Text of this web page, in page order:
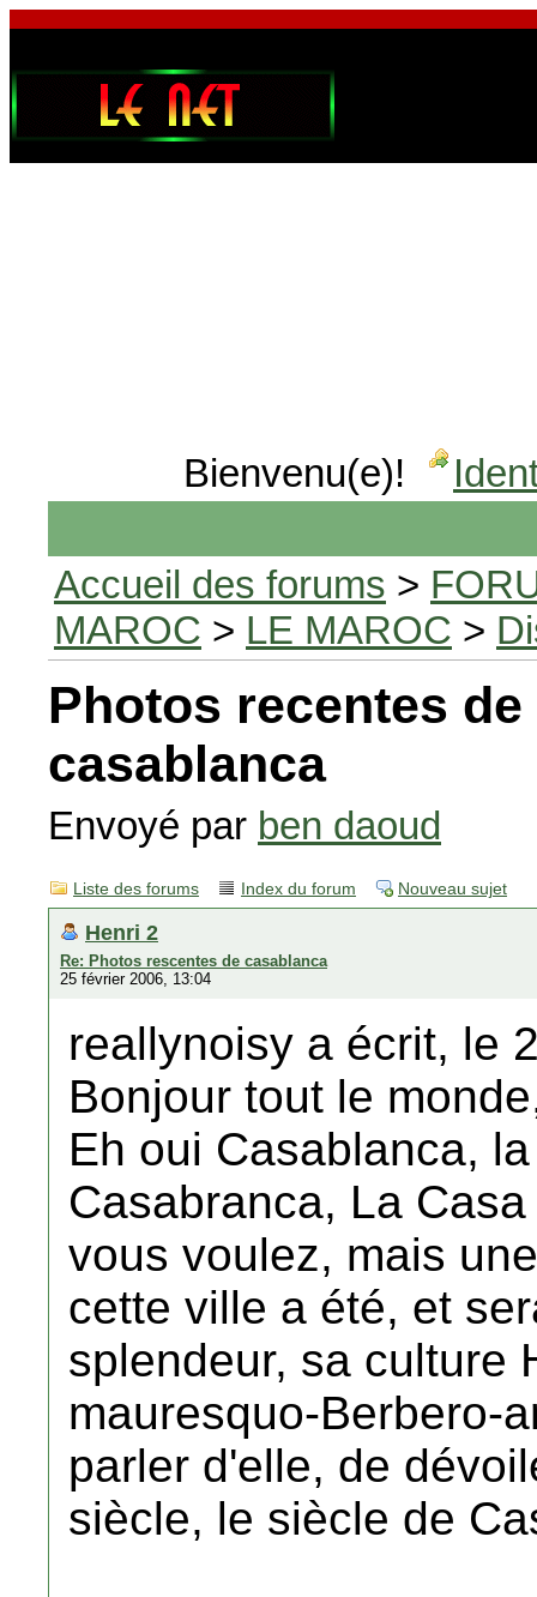
Bienvenu(e)!
Accueil des forums >
MAROC > LE MAROC >
Photos recentes de
casablanca
Envoyé par ben daoud
Liste des forums Index du forum Nouveau sujet
Henri 2
Re: Photos rescentes de casablanca
25 février 2006, 13:04
reallynoisy a écrit, le
Bonjour tout le
Eh oui Casablanca,
Casabranca, La
vous voulez, mais
cette ville a été, et
splendeur, sa culture
mauresquo-Berbero-
parler d'elle, de
siècle, le siècle de